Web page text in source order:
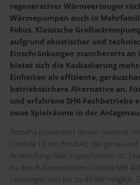
regenerativer Wärmeerzeuger
Wärmepumpen auch in
Fokus. Klassische
aufgrund akustischer und
Einschränkungen mancherorts an
bietet sich die Kaskadierung
Einheiten als effiziente,
betriebssichere Alternative an.
und erfahrene SHK-Fachbetriebe
neue Spielräume in der
Remeha präsentiert diesen Sommer
Confida 10 ein Produkt, das genau auf
Anwendungsfälle zugeschnitten ist.
zu drei Außeneinheiten Confida MB
Leistungen von bis zu 40 kW möglich.